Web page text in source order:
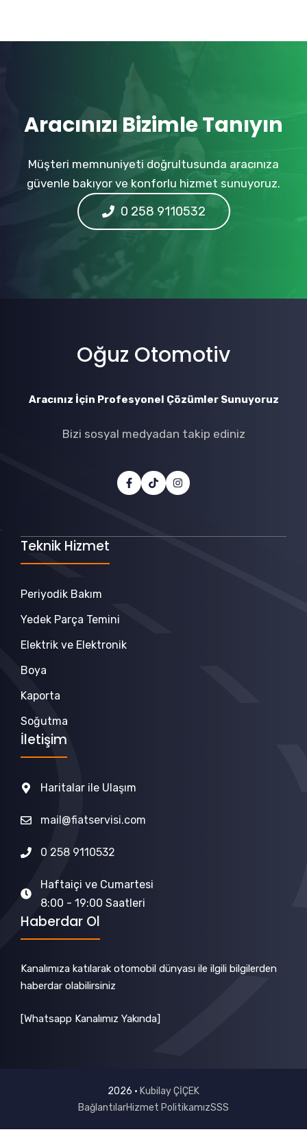
Aracınızı Bizimle Tanıyın
Müşteri memnuniyeti doğrultusunda aracınıza
güvenle bakıyor ve konforlu hizmet sunuyoruz.
0 258 9110532
Oğuz Otomotiv
Aracınız İçin Profesyonel Çözümler Sunuyoruz
Bizi sosyal medyadan takip ediniz
Teknik Hizmet
Periyodik Bakım
Yedek Parça Temini
Elektrik ve Elektronik
Boya
Kaporta
Soğutma
İletişim
Haritalar ile Ulaşım
mail@fiatservisi.com
0 258 9110532
Haftaiçi ve Cumartesi
8:00 - 19:00 Saatleri
Haberdar Ol
Kanalımıza katılarak otomobil dünyası ile ilgili bilgilerden
haberdar olabilirsiniz
[Whatsapp Kanalımız Yakında]
2026 • Kubilay ÇİÇEK
BağlantılarHizmet PolitikamızSSS